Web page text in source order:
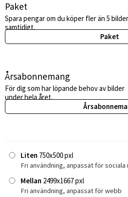
Paket
Spara pengar om du köper fler än 5 bilder
samtidigt.
Paket
Årsabonnemang
För dig som har löpande behov av bilder
under hela året.
Liten 750x500 pxl
Fri användning, anpassat för
Mellan 2499x1667 pxl
Fri användning, anpassat för webb